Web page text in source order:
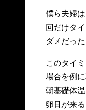
僕ら夫婦
回だけタ
ダメだっ
このタイ
場合を例
朝基礎体
卵日が来る